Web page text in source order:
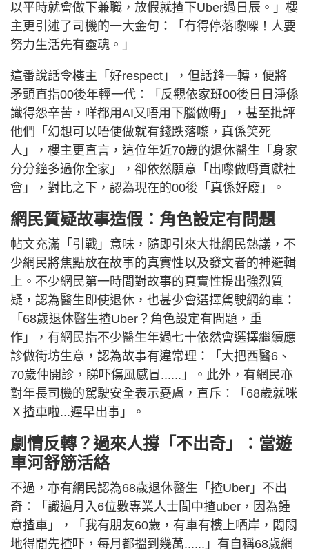
以平時就會做下兼職，放假就揸下Uber過日辰。」樓
主更引述了司機的一大金句：「冇得停落嚟㗎！人要
努力生活先有靈魂。」
這番說話令樓主「好respect」，但話鋒一轉，便將
矛頭直指00後年輕一代：「反觀依家班00後日日淨係
識得怨辛苦，咩都用AI又唔用下腦做嘢」，甚至批評
他們「幻想可以唔使做就有錢跌落嚟，真係笑死
人‍」，樓主更直言，這位年近70歲的退休醫生「身家
分分鐘多過你全家」，卻依然願意「出嚟做嘢貢獻社
會」，對比之下，認為現在的00後「真係好廢」。
網民質疑故事造假：角色設定有問題
帖文充滿「引戰」意味，隨即引來大批網民熱議，不
少網民將焦點放在故事的真實性以及發文者的神邏輯
上。不少網民第一時間對故事的真實性提出強烈質
疑，認為醫生即使退休，也甚少會選擇駕駛網約車：
「68歲退休醫生揸Uber？角色設定有問題，重
作」，有網民指不少醫生年過七十依然會選擇繼續應
診做街坊生意，認為故事有違常理：「大把西醫6、
70歲仲開診，睇吓傷風感冒......」。此外，有網民亦
對年長司機的駕駛安全表示憂慮，直斥：「68歲就咪
Ｘ揸車啦...遲早出事」。
劇情反轉？過來人撐「不出奇」：當遊
車河舒筋活絡
不過，亦有網民認為68歲退休醫生「揸Uber」不出
奇：「識過月入6位數專業人士間中揸uber，因為鍾
意揸車」，「我有朋友60歲，有車有樓上哂岸，悶悶
地得閒先揸吓，每月都搵到幾萬......」有自稱68歲網